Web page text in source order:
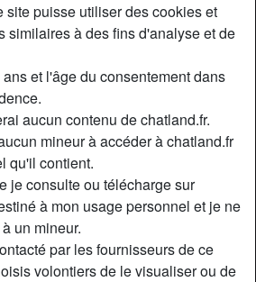
site puisse utiliser des cookies et
similaires à des fins d'analyse et de
et l'âge du consentement dans
aucun contenu de chatland.fr.
mineur à accéder à chatland.fr
qu'il contient.
je consulte ou télécharge sur
à mon usage personnel et je ne
un mineur.
par les fournisseurs de ce
volontiers de le visualiser ou de
30
France
Femme